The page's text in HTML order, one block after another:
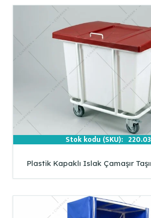
Stok kodu (SKU): 220.03
Plastik Kapaklı Islak Çamaşır